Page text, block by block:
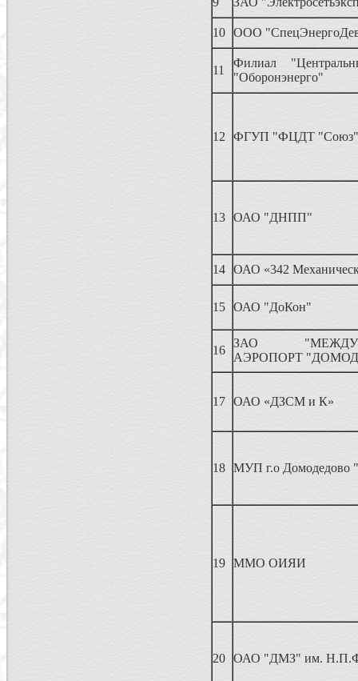
10 ООО
11
Филиал
"Оборонэнерго"
12 ФГУП "ФЦДТ "Союз"
13 ОАО "ДНПП"
14 ОАО «342
15 ОАО "ДоКон"
16
ЗАО
АЭРОПОРТ
17 ОАО «ДЗСМ и К»
18 МУП г.о Домодедово
19 ММО ОИЯИ
20 ОАО "ДМЗ" им.